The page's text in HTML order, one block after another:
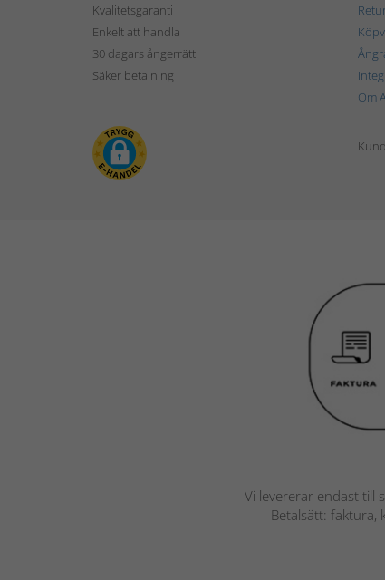
Kvalitetsgaranti
Enkelt att handla
30 dagars ångerrätt
Säker betalning
Om
Vi levererar endast till
Betalsätt: faktura,